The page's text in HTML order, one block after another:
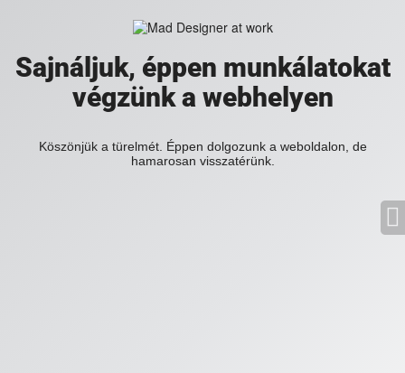
Sajnáljuk, éppen munkálatokat
végzünk a webhelyen
Köszönjük a türelmét. Éppen dolgozunk a weboldalon, de
hamarosan visszatérünk.